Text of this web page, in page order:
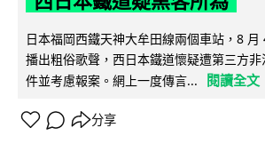
日本福岡西鐵天神大牟田線兩個車站，8
播出粗俗歌聲，西日本鐵道懷疑遭第三方
件並考慮報案。網上一度傳言...
閱讀全文
分享